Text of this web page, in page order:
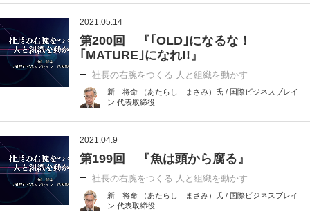
2021.05.14
第200回 『｢OLD｣になるな！
｢MATURE｣になれ!!』
社長の右腕をつくる 人と組織を動かす
新 将命 （あたらし まさみ）氏 / 国際ビジネスブレイ
ン 代表取締役
2021.04.9
第199回 『魚は頭から腐る』
社長の右腕をつくる 人と組織を動かす
新 将命 （あたらし まさみ）氏 / 国際ビジネスブレイ
ン 代表取締役